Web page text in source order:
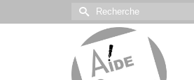
Rechercher :